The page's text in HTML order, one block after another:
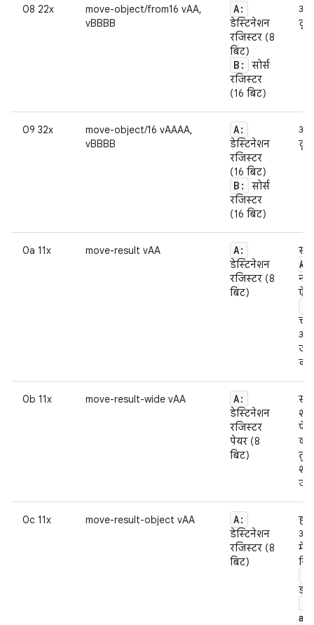
08 22x
move-object/from16 vAA,
vBBBB
A:
डेस्टिनेशन
रजिस्टर (8
बिट)
B:
सोर्स
रजिस्टर
(16 बिट)
09 32x
move-object/16 vAAAA,
vBBBB
A:
डेस्टिनेशन
रजिस्टर
(16 बिट)
B:
सोर्स
रजिस्टर
(16 बिट)
0a 11x move-result vAA A:
डेस्टिनेशन
रजिस्टर (8
बिट)
0b 11x move-result-wide vAA A:
डेस्टिनेशन
रजिस्टर
पेयर (8
बिट)
0c 11x move-result-object vAA A:
डेस्टिनेशन
रजिस्टर (8
बिट)
में